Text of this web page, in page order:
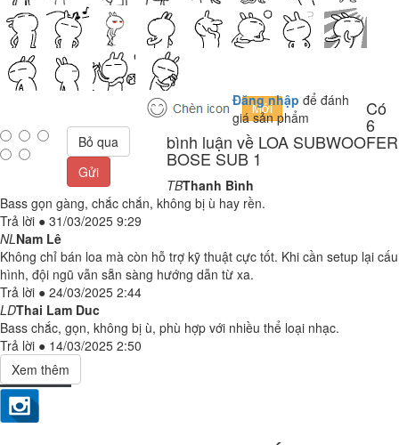
Đăng nhập để đánh
giá sản phẩm
Bỏ qua
Gửi
Có
6
bình luận về LOA SUBWOOFER
BOSE SUB 1
TBThanh Bình
Bass gọn gàng, chắc chắn, không bị ù hay rền.
Trả lời ● 31/03/2025 9:29
NLNam Lê
Không chỉ bán loa mà còn hỗ trợ kỹ thuật cực tốt. Khi cần setup lại cấu
hình, đội ngũ vẫn sẵn sàng hướng dẫn từ xa.
Trả lời ● 24/03/2025 2:44
LDThai Lam Duc
Bass chắc, gọn, không bị ù, phù hợp với nhiều thể loại nhạc.
Trả lời ● 14/03/2025 2:50